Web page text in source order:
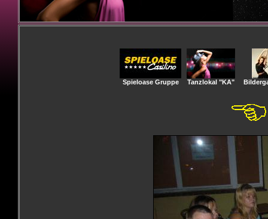
Spieloase Gruppe Tanzlokal "KA"